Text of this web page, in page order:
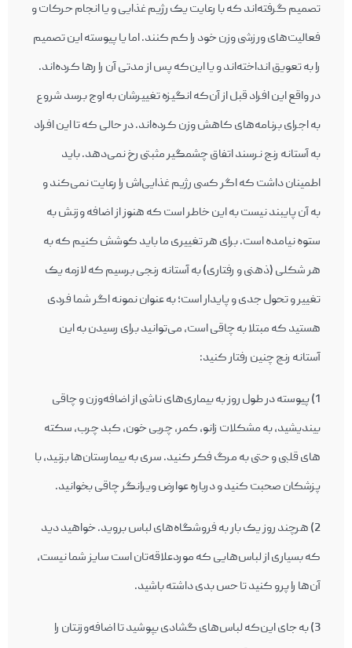
تصميم گرفته‌اند که با رعايت يک رژيم غذايی و يا انجام حرکات و
فعاليت‌های ورزشی وزن خود را کم کنند. اما يا پيوسته اين تصميم
را به تعويق انداخته‌اند و يا اين‌که پس از مدتی آن را رها کرده‌اند.
در واقع اين افراد قبل از آن‌که انگيزه تغييرشان به اوج برسد شروع
به اجرای برنامه‌های کاهش وزن کرده‌اند. در حالی که تا اين افراد
به آستانه رنج نرسند اتفاق چشمگير مثبتی رخ نمی‌دهد. بايد
اطمينان داشت که اگر کسی رژيم غذايی‌اش را رعايت نمی‌کند و
به آن پايبند نيست به اين خاطر است که هنوز از اضافه وزنش به
ستوه نيامده است. برای هر تغييری ما بايد کوشش کنيم که به
هر شکلی (ذهنی و رفتاری) به آستانه رنجی برسيم که لازمه يک
تغيير و تحول جدی و پايدار است؛ به عنوان نمونه اگر شما فردی
هستيد که مبتلا به چاقی است، می‌توانيد برای رسيدن به اين
آستانه رنج چنين رفتار کنيد:
1) پيوسته در طول روز به بيماری‌های ناشی از اضافه‌وزن و چاقی
بينديشيد، به مشکلات زانو، کمر، چربی خون، کبد چرب، سکته
های قلبی و حتی به مرگ فکر کنيد. سری به بيمارستان‌ها بزنيد، با
پزشکان صحبت کنيد و درباره عوارض ويرانگر چاقی بخوانيد.
2) هرچند روز يک بار به فروشگاه‌های لباس برويد. خواهيد ديد
که بسياری از لباس‌هايی که مورد‌علاقه‌تان است سايز شما نيست،
آن‌ها را پرو کنيد تا حس بدی داشته باشيد.
3) به جای اين‌که لباس‌های گشادی بپوشيد تا اضافه‌وزنتان را